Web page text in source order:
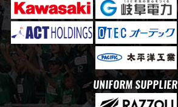
UNIFORM SUPPLIER